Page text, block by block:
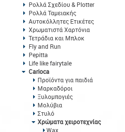
Ρολλά Σχεδίου & Plotter
Ρολλά Ταμειακής
Αυτοκόλλητες Ετικέτες
Χρωματιστά Χαρτόνια
Τετράδια και Μπλοκ
Fly and Run
Pepitta
Life like fairytale
Carioca
Προϊόντα για παιδιά
Μαρκαδόροι
Ξυλομπογιές
Μολύβια
Στυλό
Χρώματα χειροτεχνίας
Wax